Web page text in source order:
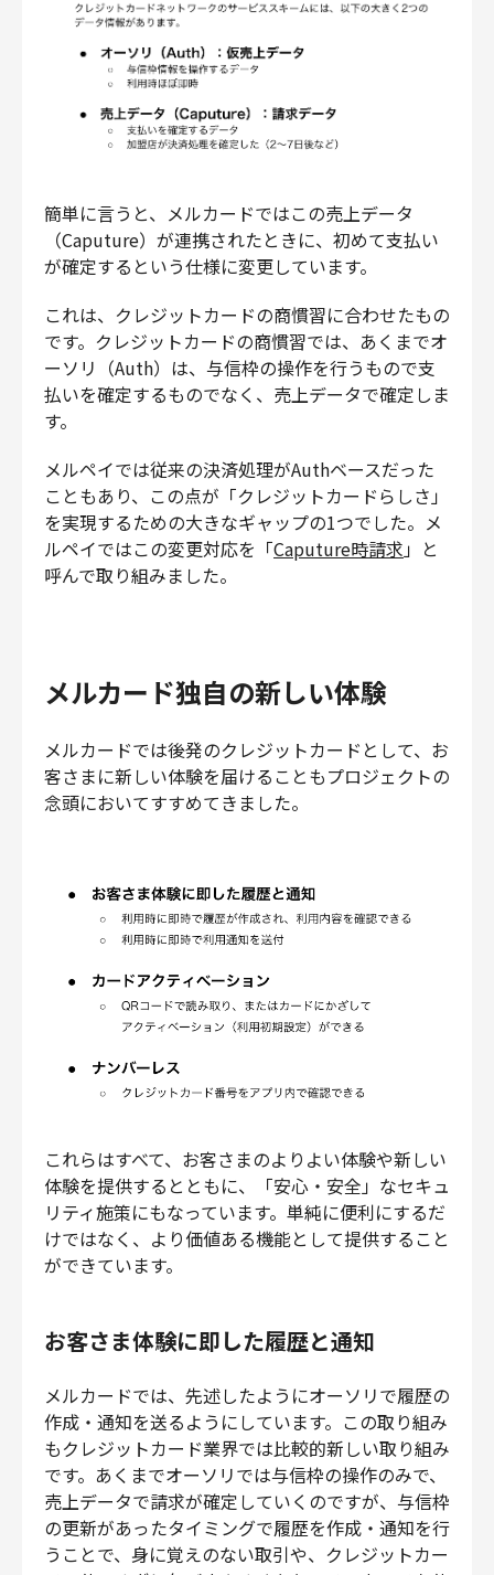
簡単に言うと、メルカードではこの売上データ
（Caputure）が連携されたときに、初めて支払い
が確定するという仕様に変更しています。
これは、クレジットカードの商慣習に合わせたもの
です。クレジットカードの商慣習では、あくまでオ
ーソリ（Auth）は、与信枠の操作を行うもので支
払いを確定するものでなく、売上データで確定しま
す。
メルペイでは従来の決済処理がAuthベースだった
こともあり、この点が「クレジットカードらしさ」
を実現するための大きなギャップの1つでした。メ
ルペイではこの変更対応を「Caputure時請求」と
呼んで取り組みました。
メルカード独自の新しい体験
メルカードでは後発のクレジットカードとして、お
客さまに新しい体験を届けることもプロジェクトの
念頭においてすすめてきました。
これらはすべて、お客さまのよりよい体験や新しい
体験を提供するとともに、「安心・安全」なセキュ
リティ施策にもなっています。単純に便利にするだ
けではなく、より価値ある機能として提供すること
ができています。
お客さま体験に即した履歴と通知
メルカードでは、先述したようにオーソリで履歴の
作成・通知を送るようにしています。この取り組み
もクレジットカード業界では比較的新しい取り組み
です。あくまでオーソリでは与信枠の操作のみで、
売上データで請求が確定していくのですが、与信枠
の更新があったタイミングで履歴を作成・通知を行
うことで、身に覚えのない取引や、クレジットカー